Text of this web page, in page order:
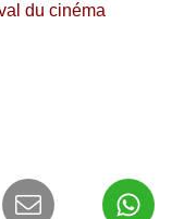
du cinéma